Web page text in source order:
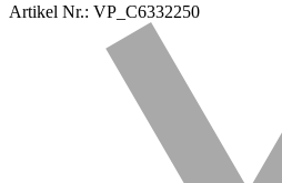
Artikel Nr.: VP_C6332250